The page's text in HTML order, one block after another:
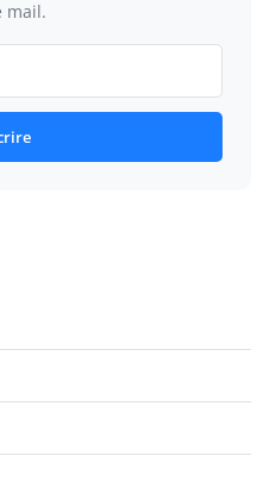
mail.